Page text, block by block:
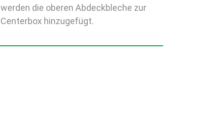
werden die oberen Abdeckbleche zur
Centerbox hinzugefügt.